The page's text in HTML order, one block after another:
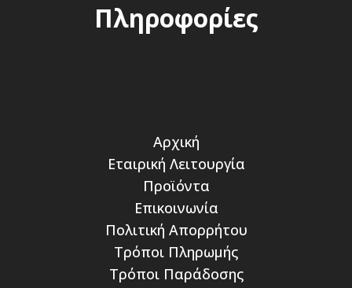
Πληροφορίες
Αρχική
Εταιρική Λειτουργία
Προϊόντα
Επικοινωνία
Πολιτική Απορρήτου
Τρόποι Πληρωμής
Τρόποι Παράδοσης